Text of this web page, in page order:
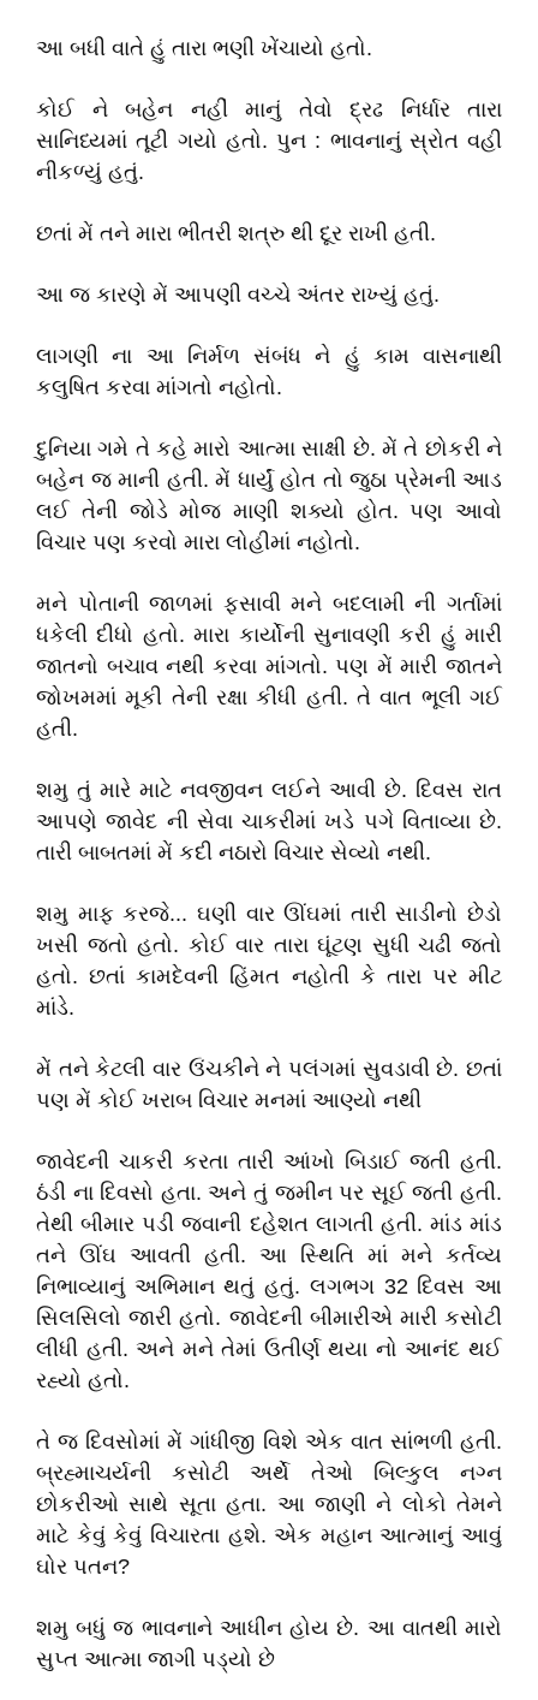
આ બધી વાતે હું તારા ભણી ખેંચાયો હતો.
કોઈ ને બહેન નહીં માનું તેવો દ્રઢ નિર્ધાર તારા
સાનિધ્યમાં તૂટી ગયો હતો. પુન : ભાવનાનું સ્રોત વહી
નીકળ્યું હતું.
છતાં મેં તને મારા ભીતરી શત્રુ થી દૂર રાખી હતી.
આ જ કારણે મેં આપણી વચ્ચે અંતર રાખ્યું હતું.
લાગણી ના આ નિર્મળ સંબંધ ને હું કામ વાસનાથી
કલુષિત કરવા માંગતો નહોતો.
દુનિયા ગમે તે કહે મારો આત્મા સાક્ષી છે. મેં તે છોકરી ને
બહેન જ માની હતી. મેં ધાર્યું હોત તો જુઠા પ્રેમની આડ
લઈ તેની જોડે મોજ માણી શક્યો હોત. પણ આવો
વિચાર પણ કરવો મારા લોહીમાં નહોતો.
મને પોતાની જાળમાં ફસાવી મને બદલામી ની ગર્તામાં
ધકેલી દીધો હતો. મારા કાર્યોની સુનાવણી કરી હું મારી
જાતનો બચાવ નથી કરવા માંગતો. પણ મેં મારી જાતને
જોખમમાં મૂકી તેની રક્ષા કીધી હતી. તે વાત ભૂલી ગઈ
હતી.
શમુ તું મારે માટે નવજીવન લઈને આવી છે. દિવસ રાત
આપણે જાવેદ ની સેવા ચાકરીમાં ખડે પગે વિતાવ્યા છે.
તારી બાબતમાં મેં કદી નઠારો વિચાર સેવ્યો નથી.
શમુ માફ કરજે... ઘણી વાર ઊંઘમાં તારી સાડીનો છેડો
ખસી જતો હતો. કોઈ વાર તારા ઘૂંટણ સુધી ચઢી જતો
હતો. છતાં કામદેવની હિંમત નહોતી કે તારા પર મીટ
માંડે.
મેં તને કેટલી વાર ઉંચકીને ને પલંગમાં સુવડાવી છે. છતાં
પણ મેં કોઈ ખરાબ વિચાર મનમાં આણ્યો નથી
જાવેદની ચાકરી કરતા તારી આંખો બિડાઈ જતી હતી.
ઠંડી ના દિવસો હતા. અને તું જમીન પર સૂઈ જતી હતી.
તેથી બીમાર પડી જવાની દહેશત લાગતી હતી. માંડ માંડ
તને ઊંઘ આવતી હતી. આ સ્થિતિ માં મને કર્તવ્ય
નિભાવ્યાનું અભિમાન થતું હતું. લગભગ 32 દિવસ આ
સિલસિલો જારી હતો. જાવેદની બીમારીએ મારી કસોટી
લીધી હતી. અને મને તેમાં ઉતીર્ણ થયા નો આનંદ થઈ
રહ્યો હતો.
તે જ દિવસોમાં મેં ગાંધીજી વિશે એક વાત સાંભળી હતી.
બ્રહ્માચર્યની કસોટી અર્થે તેઓ બિલ્કુલ નગ્ન
છોકરીઓ સાથે સૂતા હતા. આ જાણી ને લોકો તેમને
માટે કેવું કેવું વિચારતા હશે. એક મહાન આત્માનું આવું
ઘોર પતન?
શમુ બધું જ ભાવનાને આધીન હોય છે. આ વાતથી મારો
સુપ્ત આત્મા જાગી પડ્યો છે